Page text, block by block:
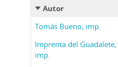
Autor
Tomás Bueno, imp.
Imprenta del Guadalete,
imp.